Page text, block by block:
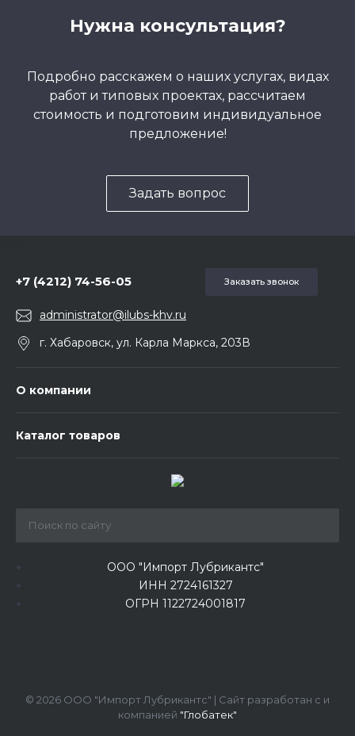
Нужна консультация?
Подробно расскажем о наших услугах, видах
работ и типовых проектах, рассчитаем
стоимость и подготовим индивидуальное
предложение!
Задать вопрос
+7 (4212) 74-56-05 Заказать звонок
administrator@ilubs-khv.ru
г. Хабаровск, ул. Карла Маркса, 203В
О компании
Каталог товаров
ООО "Импорт Лубрикантс"
ИНН 2724161327
ОГРН 1122724001817
© 2026 ООО "Импорт Лубрикантс" | Сайт разработан с и
компанией "Глобатек"